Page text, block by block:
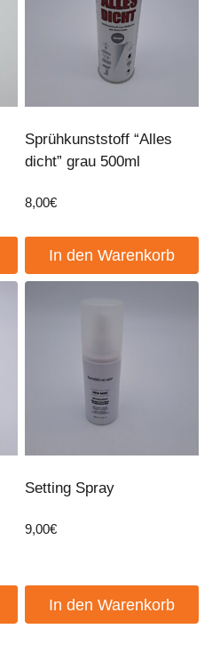
Sprühkunststoff “Alles
dicht” grau 500ml
8,00€
In den Warenkorb
Setting Spray
9,00€
In den Warenkorb